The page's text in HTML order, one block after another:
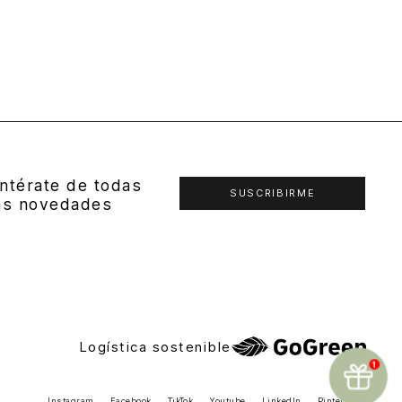
de todas
novedades
SUSCRIBIRME
Logística sostenible